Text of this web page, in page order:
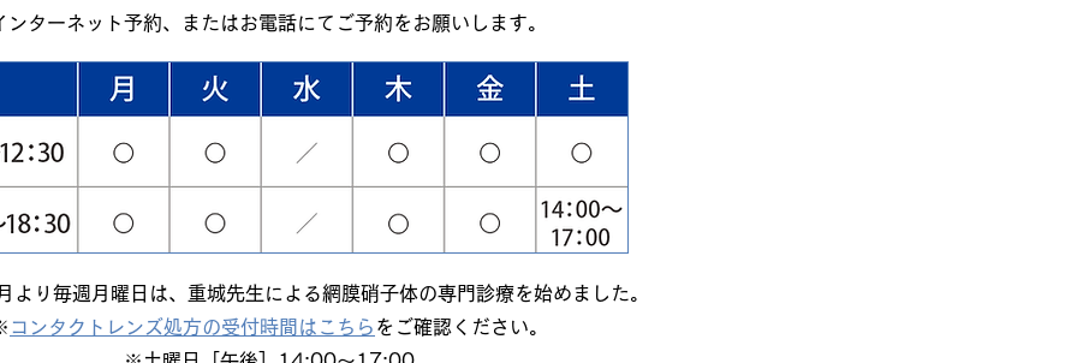
ンターネット予約、またはお電話にてご予約をお願いします。
り毎週月曜日は、重城先生による網膜硝子体の専門診療を始めました。
コンタクトレンズ処方の受付時間はこちら をご確認ください。